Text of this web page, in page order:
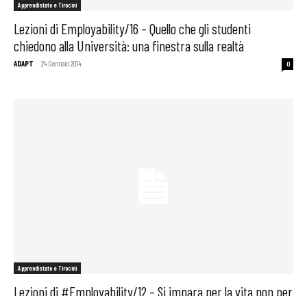
Apprendistato e Tirocini
Lezioni di Employability/16 – Quello che gli studenti
chiedono alla Università: una finestra sulla realtà
ADAPT - 24 Gennaio 2014 0
Apprendistato e Tirocini
Lezioni di #Employability/12 – Si impara per la vita non per